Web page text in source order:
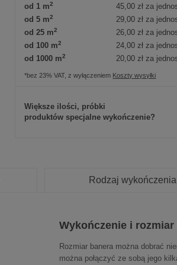
od 1 m2 45,00 zł za
od 5 m2 29,00 zł za
od 25 m2 26,00 zł za
od 100 m2 24,00 zł za
od 1000 m2 20,00 zł za
*bez 23% VAT, z wyłączeniem Koszty wysyłki
Większe ilości, próbki
produktów specjalne wykończenie?
Wykończenie i
Rozmiar banera można dobrać
można połączyć ze sobą jego
Rodzaj wykończenia